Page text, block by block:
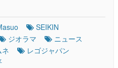
SEIKIN
ジオラマ
ニュース
ネ
レゴジャパン